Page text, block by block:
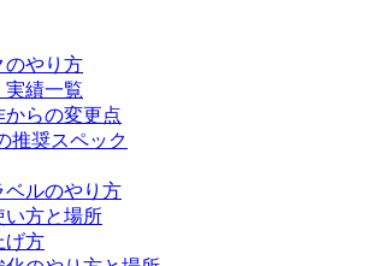
のやり方
実績一覧
からの変更点
推奨スペック
ベルのやり方
い方と場所
げ方